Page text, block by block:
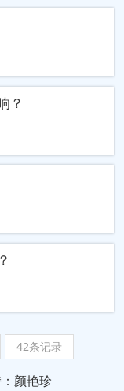
？
42条记录
颜艳珍